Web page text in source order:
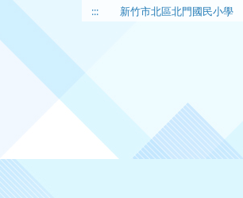
::: 新竹市北區北門國民小學